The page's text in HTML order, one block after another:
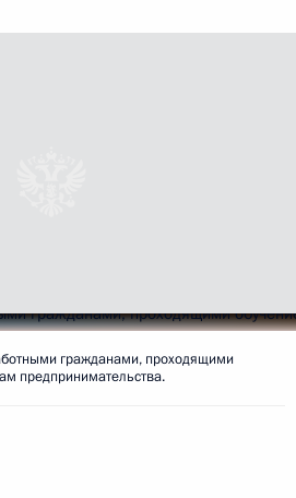
гражданами, проходящими
предпринимательства.